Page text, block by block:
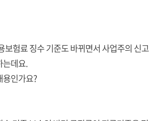
보험료 징수 기준도 바뀌면서 사업주의 신고
는데요.
용인가요?